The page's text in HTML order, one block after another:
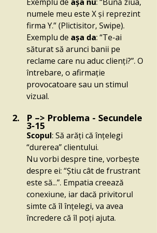
numele meu este X și reprezint
firma Y.” (Plictisitor, Swipe).
Exemplu de așa da: “Te-ai
săturat să arunci banii pe
reclame care nu aduc clienți?”. O
întrebare, o afirmație
provocatoare sau un stimul
vizual.
P –> Problema - Secundele
3-15
Scopul: Să arăți că înțelegi
“durerea” clientului.
Nu vorbi despre tine, vorbește
despre ei: “Știu cât de frustrant
este să...”. Empatia creează
conexiune, iar dacă privitorul
simte că îl înțelegi, va avea
încredere că îl poți ajuta.